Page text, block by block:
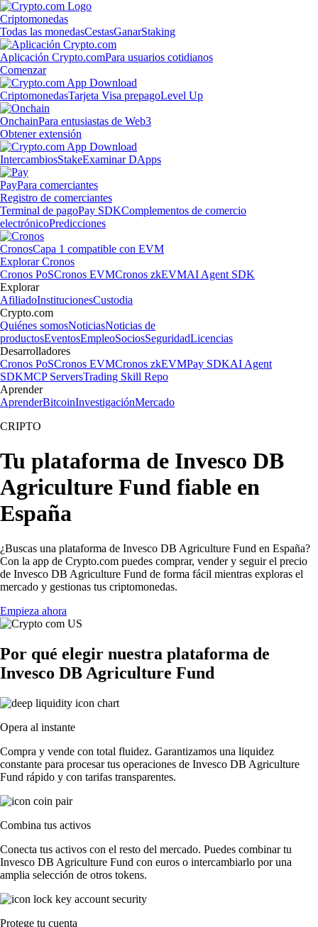
Criptomonedas
Todas las monedasCestasGanarStaking
Aplicación Crypto.comPara usuarios cotidianos
Comenzar
CriptomonedasTarjeta Visa prepagoLevel Up
OnchainPara entusiastas de Web3
Obtener extensión
IntercambiosStakeExaminar DApps
PayPara comerciantes
Registro de comerciantes
Terminal de pagoPay SDKComplementos de comercio
electrónicoPredicciones
CronosCapa 1 compatible con EVM
Explorar Cronos
Cronos PoSCronos EVMCronos zkEVMAI Agent SDK
Explorar
AfiliadoInstitucionesCustodia
Crypto.com
Quiénes somosNoticiasNoticias de
productosEventosEmpleoSociosSeguridadLicencias
Desarrolladores
Cronos PoSCronos EVMCronos zkEVMPay SDKAI Agent
SDKMCP ServersTrading Skill Repo
Aprender
AprenderBitcoinInvestigaciónMercado
CRIPTO
Tu plataforma de Invesco DB
Agriculture Fund fiable en
España
¿Buscas una plataforma de Invesco DB Agriculture Fund en España?
Con la app de Crypto.com puedes comprar, vender y seguir el precio
de Invesco DB Agriculture Fund de forma fácil mientras exploras el
mercado y gestionas tus criptomonedas.
Empieza ahora
Por qué elegir nuestra plataforma de
Invesco DB Agriculture Fund
Opera al instante
Compra y vende con total fluidez. Garantizamos una liquidez
constante para procesar tus operaciones de Invesco DB Agriculture
Fund rápido y con tarifas transparentes.
Combina tus activos
Conecta tus activos con el resto del mercado. Puedes combinar tu
Invesco DB Agriculture Fund con euros o intercambiarlo por una
amplia selección de otros tokens.
Protege tu cuenta